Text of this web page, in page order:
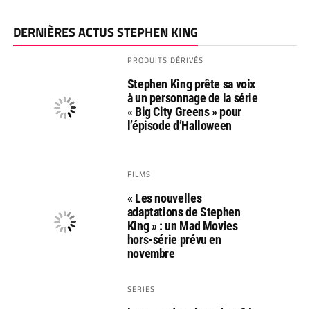
DERNIÈRES ACTUS STEPHEN KING
PRODUITS DÉRIVÉS
Stephen King prête sa voix
à un personnage de la série
« Big City Greens » pour
l’épisode d’Halloween
FILMS
« Les nouvelles
adaptations de Stephen
King » : un Mad Movies
hors-série prévu en
novembre
SERIES